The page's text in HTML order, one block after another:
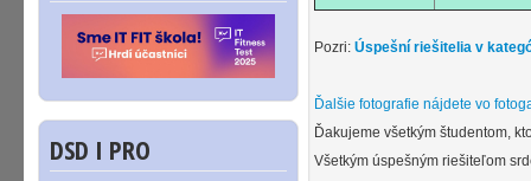
DSD I PRO
Pozri: Úspešní riešitelia v
Ďalšie fotografie nájdete vo
Ďakujeme všetkým študentom,
Všetkým úspešným riešiteľom